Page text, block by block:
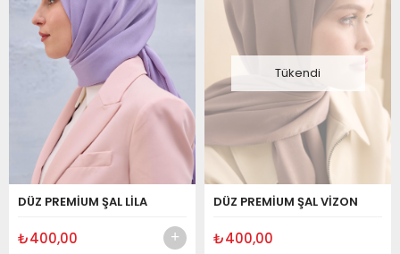
DÜZ PREMİUM ŞAL LİLA
₺400,00
Tükendi
DÜZ PREMİUM ŞAL VİZON
₺400,00